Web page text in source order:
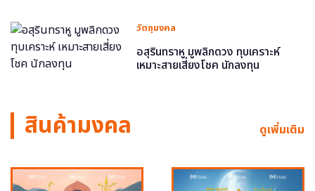
วัตถุมงคล
อสุรินทราหู มูพลิกดวง ทุบเคราะห์
เหมาะสายเสี่ยงโชค นักลงทุน
สินค้ามงคล ดูเพิ่มเติม